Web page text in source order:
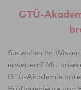
GTÜ-
Sie wollen Ihr
erweitern? Mit
GTÜ-Akademie